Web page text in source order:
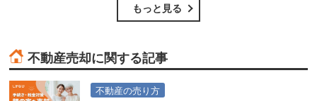
もっと見る
不動産売却に関する記事
不動産の売り方